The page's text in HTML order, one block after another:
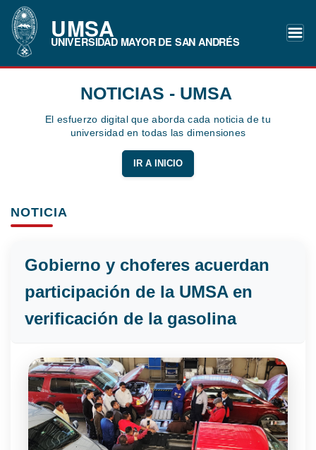
UMSA
UNIVERSIDAD MAYOR DE SAN ANDRÉS
NOTICIAS - UMSA
El esfuerzo digital que aborda cada noticia de tu
universidad en todas las dimensiones
IR A INICIO
NOTICIA
Gobierno y choferes acuerdan
participación de la UMSA en
verificación de la gasolina